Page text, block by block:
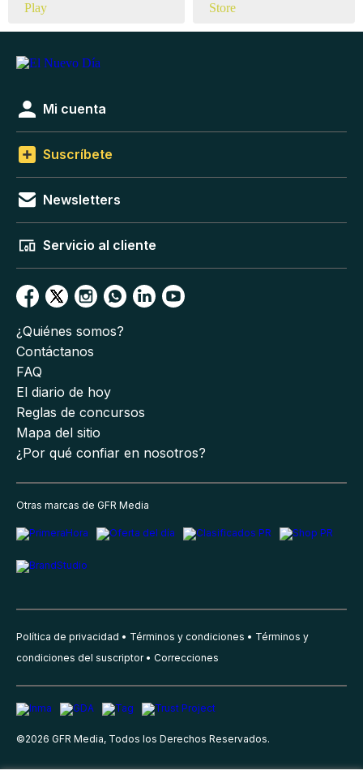
Mi cuenta
Suscríbete
Newsletters
Servicio al cliente
¿Quiénes somos?
Contáctanos
FAQ
El diario de hoy
Reglas de concursos
Mapa del sitio
¿Por qué confiar en nosotros?
Otras marcas de GFR Media
Política de privacidad Términos y condiciones
Términos y
condiciones del suscriptor
Correcciones
©2026 GFR Media, Todos los Derechos Reservados.